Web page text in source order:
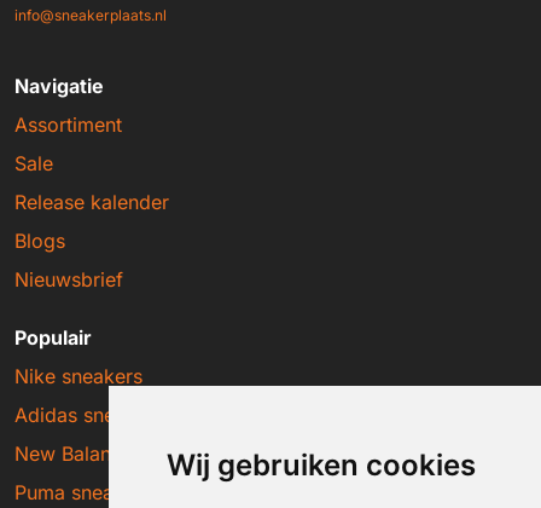
Wij gebruiken cookies
info@sneakerplaats.nl
Navigatie
Assortiment
Sale
Release kalender
Blogs
Nieuwsbrief
Populair
Nike sneakers
Adidas sneakers
New Balance sneakers
Puma sneakers